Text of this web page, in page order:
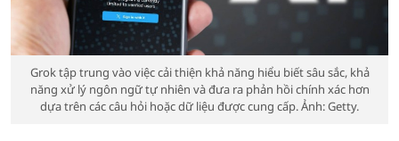
Grok tập trung vào việc cải thiện khả năng hiểu biết sâu sắc, khả
năng xử lý ngôn ngữ tự nhiên và đưa ra phản hồi chính xác hơn
dựa trên các câu hỏi hoặc dữ liệu được cung cấp. Ảnh: Getty.